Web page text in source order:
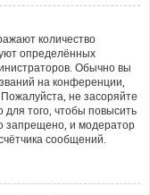
количество
определённых
Обычно вы
на конференции,
не засоряйте
того, чтобы повысить
запрещено, и модератор
сообщений.